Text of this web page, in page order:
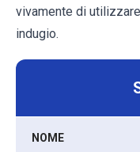
vivamente di
indugio.
NOME